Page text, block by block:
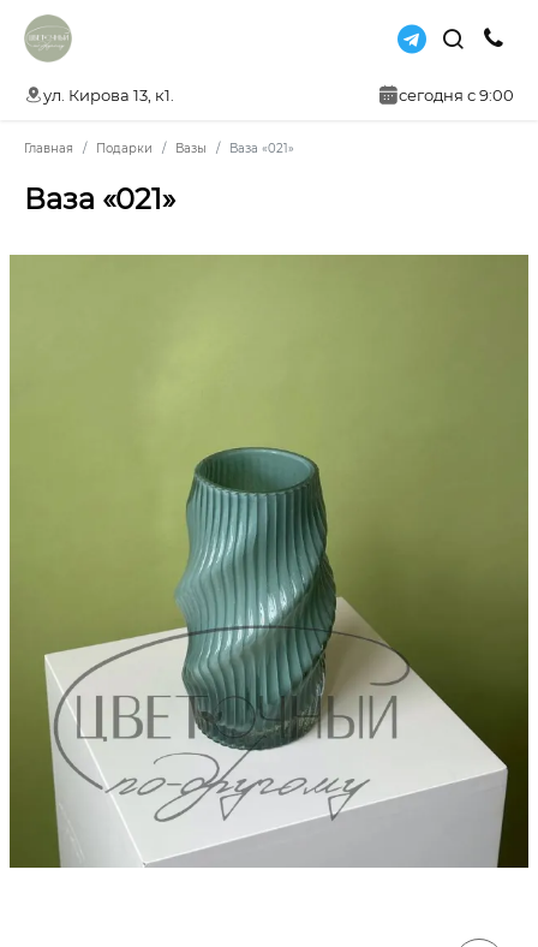
ул. Кирова 13, к1. сегодня с 9:00
Главная Подарки Вазы Ваза «021»
Ваза «021»